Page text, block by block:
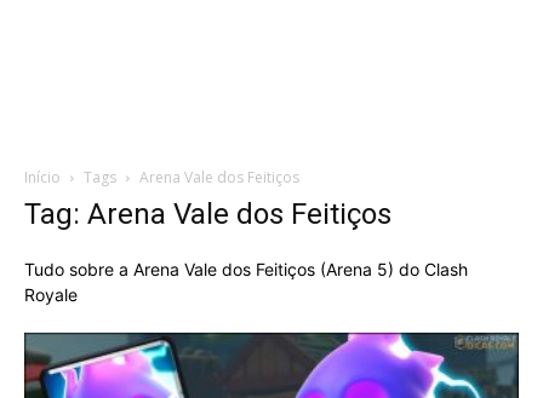
Início Tags Arena Vale dos Feitiços
Tag: Arena Vale dos Feitiços
Tudo sobre a Arena Vale dos Feitiços (Arena 5) do Clash
Royale